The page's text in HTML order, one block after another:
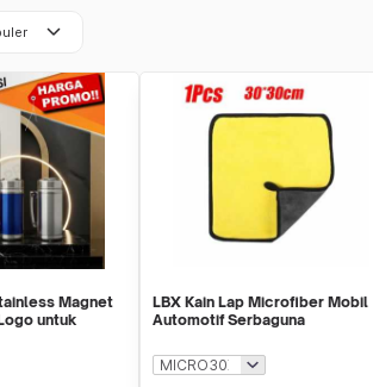
keyboard_arrow_down
Magnet
untuk
LBX Kain Lap Microfiber Mobil
Automotif Serbaguna